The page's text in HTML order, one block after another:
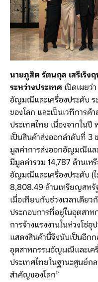
นายภูสิต รัตนกุล เสรีเริง
ระหว่างประเทศ เปิดเผยว่
อัญมณีและเครื่องประดับ
ของโลก และเป็นเวทีการ
ประเทศไทย เนื่องจากใน
เป็นสินค้าส่งออกลำดับที่ 3
มูลค่าการส่งออกอัญมณีแล
มีมูลค่ารวม 14,787 ล้านเ
อัญมณีและเครื่องประดับ (
8,808.49 ล้านเหรียญสหรั
เมื่อเทียบกับช่วงเวลาเดี
ประกอบการที่อยู่ในอุตสา
การจ้างแรงงานในห่วงโซ่
แสดงสินค้านี้จึงนับเป็นอีก
อุตสาหกรรมอัญมณีและเค
ประเทศไทยในฐานะศูนย์
สำคัญของโลก”